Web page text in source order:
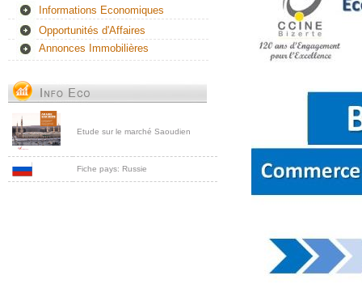
Informations Economiques
Opportunités d'Affaires
Annonces Immobilières
Etude sur le marché Saoudien
Fiche pays: Russie